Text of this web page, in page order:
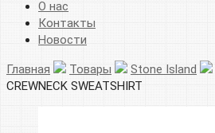
О нас
Контакты
Новости
Главная Товары Stone Island
CREWNECK SWEATSHIRT